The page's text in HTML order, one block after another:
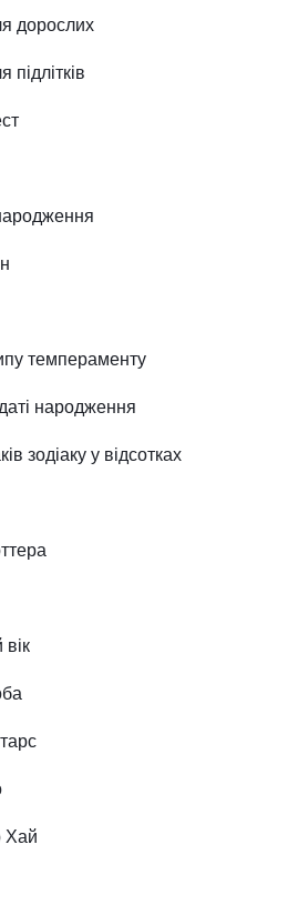
дорослих
темпераменту
народження
зодіаку у відсотках
Хай